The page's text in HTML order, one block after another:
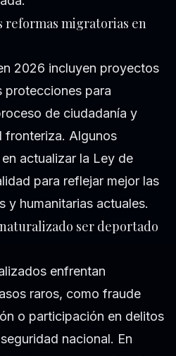
reformas migratorias en
2026 incluyen proyectos
protecciones para
de ciudadanía y
fronteriza. Algunos
actualizar la Ley de
para reflejar mejor las
y humanitarias actuales.
ser deportado
enfrentan
raros, como fraude
o participación en delitos
nacional. En